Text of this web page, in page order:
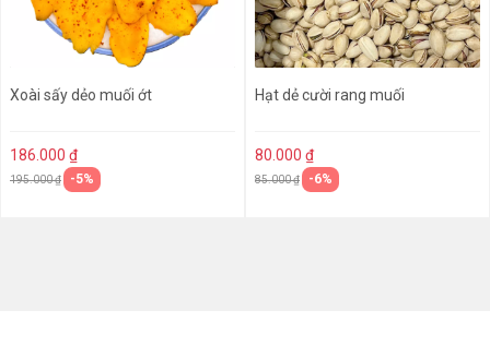
Xoài sấy dẻo muối ớt
186.000 ₫
195.000 ₫ -5%
Hạt dẻ cười rang muối
80.000 ₫
85.000 ₫ -6%